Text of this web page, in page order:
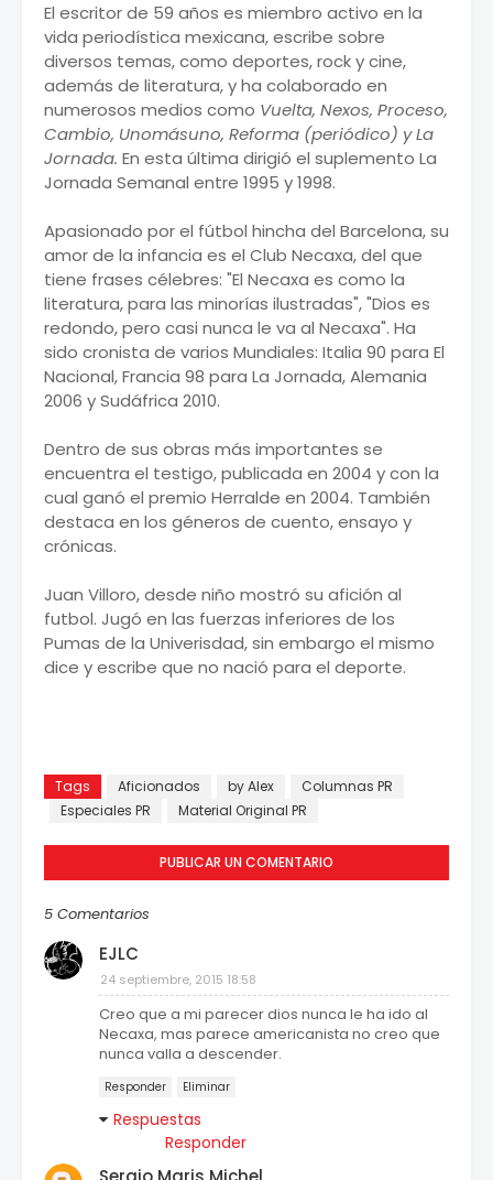
El escritor de 59 años es miembro activo en la
vida periodística mexicana, escribe sobre
diversos temas, como deportes, rock y cine,
además de literatura, y ha colaborado en
numerosos medios como Vuelta, Nexos, Proceso,
Cambio, Unomásuno, Reforma (periódico) y La
Jornada. En esta última dirigió el suplemento La
Jornada Semanal entre 1995 y 1998.
Apasionado por el fútbol hincha del Barcelona, su
amor de la infancia es el Club Necaxa, del que
tiene frases célebres: "El Necaxa es como la
literatura, para las minorías ilustradas", "Dios es
redondo, pero casi nunca le va al Necaxa". Ha
sido cronista de varios Mundiales: Italia 90 para El
Nacional, Francia 98 para La Jornada, Alemania
2006 y Sudáfrica 2010.
Dentro de sus obras más importantes se
encuentra el testigo, publicada en 2004 y con la
cual ganó el premio Herralde en 2004. También
destaca en los géneros de cuento, ensayo y
crónicas.
Juan Villoro, desde niño mostró su afición al
futbol. Jugó en las fuerzas inferiores de los
Pumas de la Univerisdad, sin embargo el mismo
dice y escribe que no nació para el deporte.
Tags Aficionados by Alex
Columnas PR
Especiales PR
Material Original PR
PUBLICAR UN COMENTARIO
5 Comentarios
EJLC
24 septiembre, 2015 18:58
Creo que a mi parecer dios nunca le ha ido al
Necaxa, mas parece americanista no creo que
nunca valla a descender.
Responder Eliminar
Respuestas
Responder